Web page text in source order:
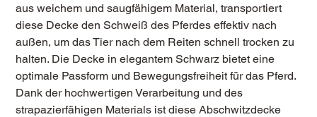
aus weichem und saugfähigem Material, transportiert
diese Decke den Schweiß des Pferdes effektiv nach
außen, um das Tier nach dem Reiten schnell trocken zu
halten. Die Decke in elegantem Schwarz bietet eine
optimale Passform und Bewegungsfreiheit für das Pferd.
Dank der hochwertigen Verarbeitung und des
strapazierfähigen Materials ist diese Abschwitzdecke